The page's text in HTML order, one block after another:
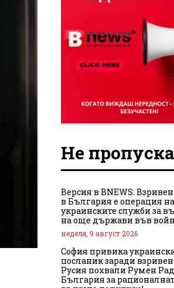
Не
Версия в BNEWS:
в България е операция на
украинските служби за
на още държави във
неделя, 9 август 2026
София привика
посланик заради
Русия похвали Румен
България за